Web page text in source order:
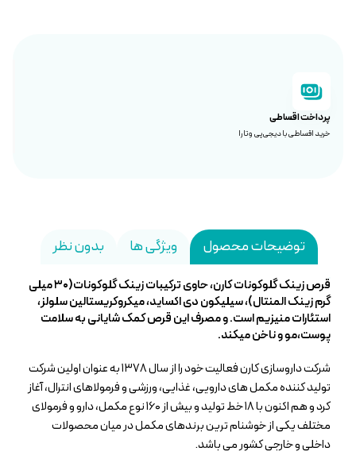
پرداخت اقساطی
خرید اقساطی با دیجی‌پی و تارا
توضیحات محصول ویژگی ها بدون نظر
قرص زینک گلوکونات کارن، حاوی ترکیبات زینک گلوکونات(۳۰ میلی
گرم زینک المنتال)، سیلیکون دی اکساید، میکروکریستالین سلولز،
استئارات منیزیم است. و مصرف این قرص کمک شایانی به سلامت
پوست،مو و ناخن میکند.
شرکت داروسازى کارن فعالیت خود را از سال ۱۳۷۸ به عنوان اولین شرکت
تولید کننده مکمل هاى دارویى، غذایى، ورزشى و فرمولاهاى انترال، آغاز
کرد و هم اکنون با ۱۸ خط تولید و بیش از ۱۶۰ نوع مکمل، دارو و فرمولاى
مختلف یکى از خوشنام ترین برندهاى مکمل در میان محصولات
داخلى و خارجى کشور می باشد.